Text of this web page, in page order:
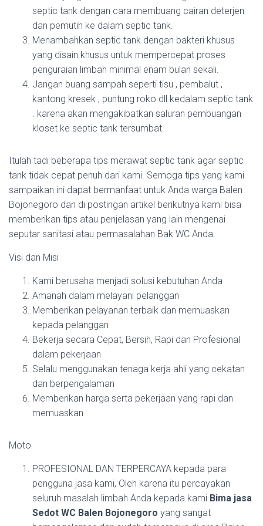
septic tank dengan cara membuang cairan deterjen
dan pemutih ke dalam septic tank.
Menambahkan septic tank dengan bakteri khusus
yang disain khusus untuk mempercepat proses
penguraian limbah minimal enam bulan sekali.
Jangan buang sampah seperti tisu , pembalut ,
kantong kresek , puntung roko dll kedalam septic tank
. karena akan mengakibatkan saluran pembuangan
kloset ke septic tank tersumbat.
Itulah tadi beberapa tips merawat septic tank agar septic
tank tidak cepat penuh dari kami. Semoga tips yang kami
sampaikan ini dapat bermanfaat untuk Anda warga Balen
Bojonegoro dan di postingan artikel berikutnya kami bisa
memberikan tips atau penjelasan yang lain mengenai
seputar sanitasi atau permasalahan Bak WC Anda.
Visi dan Misi
Kami berusaha menjadi solusi kebutuhan Anda
Amanah dalam melayani pelanggan
Memberikan pelayanan terbaik dan memuaskan
kepada pelanggan
Bekerja secara Cepat, Bersih, Rapi dan Profesional
dalam pekerjaan
Selalu menggunakan tenaga kerja ahli yang cekatan
dan berpengalaman
Memberikan harga serta pekerjaan yang rapi dan
memuaskan
Moto
PROFESIONAL DAN TERPERCAYA kepada para
pengguna jasa kami, Oleh karena itu percayakan
seluruh masalah limbah Anda kepada kami Bima jasa
Sedot WC Balen Bojonegoro yang sangat